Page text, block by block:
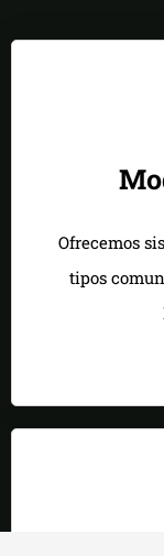
Ofrecemos
tipos